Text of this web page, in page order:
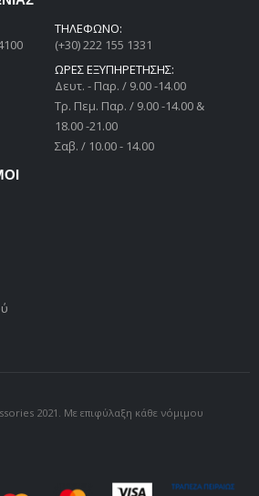
ΤΗΛΕΦΩΝΟ:
(+30) 222 155 1331
ΩΡΕΣ ΕΞΥΠΗΡΕΤΗΣΗΣ:
Δευτ. - Παρ. / 9.00 -14.00
Tρ. Πεμ. Παρ. / 9.00 -14.00 &
18.00 -21.00
Σαβ. / 10.00 - 14.00
2021. Με επιφύλαξη κάθε νόμιμου